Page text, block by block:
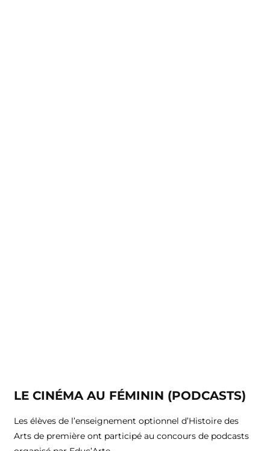
LE CINÉMA AU FÉMININ (PODCASTS)
Les élèves de l’enseignement optionnel d’Histoire des
Arts de première ont participé au concours de podcasts